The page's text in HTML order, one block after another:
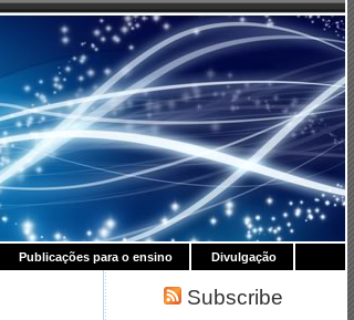
Publicações para o ensino Divulgação
Subscribe